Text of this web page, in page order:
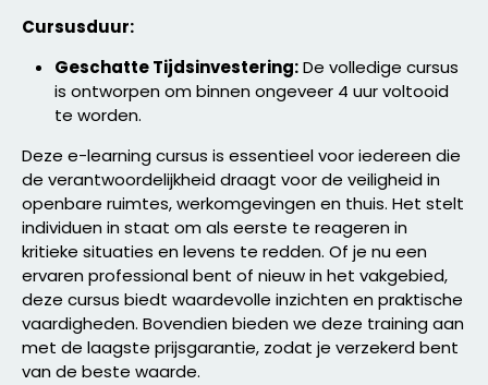
Cursusduur:
Geschatte Tijdsinvestering:De volledige cursus
is ontworpen om binnen ongeveer 4 uur voltooid
te worden.
Deze e-learning cursus is essentieel voor iedereen die
de verantwoordelijkheid draagt voor de veiligheid in
openbare ruimtes, werkomgevingen en thuis. Het stelt
individuen in staat om als eerste te reageren in
kritieke situaties en levens te redden. Of je nu een
ervaren professional bent of nieuw in het vakgebied,
deze cursus biedt waardevolle inzichten en praktische
vaardigheden. Bovendien bieden we deze training aan
met de laagste prijsgarantie, zodat je verzekerd bent
van de beste waarde.